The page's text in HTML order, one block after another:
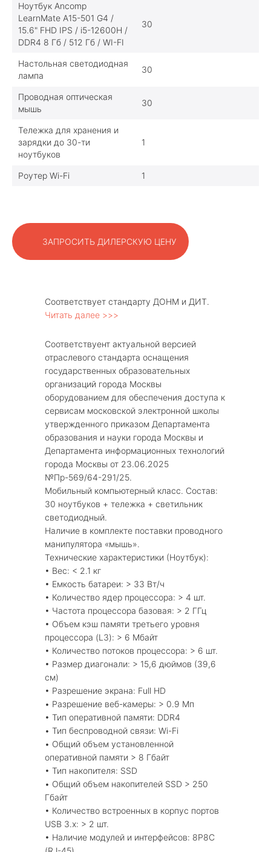
Ноутбук Ancomp
LearnMate A15-501 G4 /
15.6" FHD IPS / i5-12600H /
DDR4 8 Гб / 512 Гб / WI-FI
30
Настольная светодиодная
лампа
30
Проводная оптическая
мышь
30
Тележка для хранения и
зарядки до 30-ти
ноутбуков
1
Роутер Wi-Fi 1
ЗАПРОСИТЬ ДИЛЕРСКУЮ ЦЕНУ
Соответствует стандарту ДОНМ и ДИТ.
Читать далее >>>
Соответствуент актуальной версией
отраслевого стандарта оснащения
государственных образовательных
организаций города Москвы
оборудованием для обеспечения доступа к
сервисам московской электронной школы
утвержденного приказом Департамента
образования и науки города Москвы и
Департамента информационных технологий
города Москвы от 23.06.2025
№Пр-569/64-291/25.
Мобильный компьютерный класс. Состав:
30 ноутбуков + тележка + светильник
светодиодный.
Наличие в комплекте поставки проводного
манипулятора «мышь».
Технические характеристики (Ноутбук):
• Вес: < 2.1 кг
• Емкость батареи: > 33 Вт/ч
• Количество ядер процессора: > 4 шт.
• Частота процессора базовая: > 2 ГГц
• Объем кэш памяти третьего уровня
процессора (L3): > 6 Мбайт
• Количество потоков процессора: > 6 шт.
• Размер диагонали: > 15,6 дюймов (39,6
см)
• Разрешение экрана: Full HD
• Разрешение веб-камеры: > 0.9 Мп
• Тип оперативной памяти: DDR4
• Тип беспроводной связи: Wi-Fi
• Общий объем установленной
оперативной памяти > 8 Гбайт
• Тип накопителя: SSD
• Общий объем накопителей SSD > 250
Гбайт
• Количество встроенных в корпус портов
USB 3.x: > 2 шт.
• Наличие модулей и интерфейсов: 8Р8С